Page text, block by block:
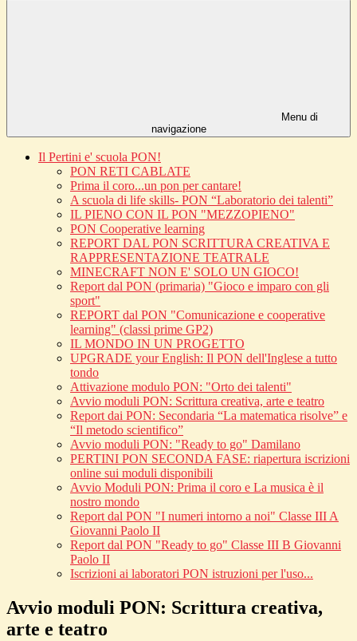
Menu di
navigazione
Il Pertini e' scuola PON!
PON RETI CABLATE
Prima il coro...un pon per cantare!
A scuola di life skills- PON “Laboratorio dei talenti”
IL PIENO CON IL PON "MEZZOPIENO"
PON Cooperative learning
REPORT DAL PON SCRITTURA CREATIVA E
RAPPRESENTAZIONE TEATRALE
MINECRAFT NON E' SOLO UN GIOCO!
Report dal PON (primaria) "Gioco e imparo con gli
sport"
REPORT dal PON "Comunicazione e cooperative
learning" (classi prime GP2)
IL MONDO IN UN PROGETTO
UPGRADE your English: Il PON dell'Inglese a tutto
tondo
Attivazione modulo PON: "Orto dei talenti"
Avvio moduli PON: Scrittura creativa, arte e teatro
Report dai PON: Secondaria “La matematica risolve” e
“Il metodo scientifico”
Avvio moduli PON: "Ready to go" Damilano
PERTINI PON SECONDA FASE: riapertura iscrizioni
online sui moduli disponibili
Avvio Moduli PON: Prima il coro e La musica è il
nostro mondo
Report dal PON "I numeri intorno a noi" Classe III A
Giovanni Paolo II
Report dal PON "Ready to go" Classe III B Giovanni
Paolo II
Iscrizioni ai laboratori PON istruzioni per l'uso...
Avvio moduli PON: Scrittura creativa,
arte e teatro